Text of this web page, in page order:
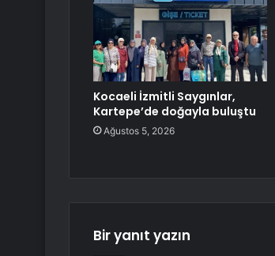
Kocaeli İzmitli Saygınlar,
Kartepe’de doğayla buluştu
Ağustos 5, 2026
Bir yanıt yazın